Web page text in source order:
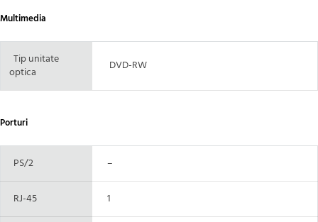
Multimedia
Tip unitate
optica
DVD-RW
Porturi
PS/2 –
RJ-45 1